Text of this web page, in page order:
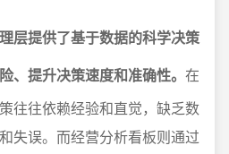
层提供了基于数据的科学决策
、提升决策速度和准确性。 在
往往依赖经验和直觉，缺乏数
失误。而经营分析看板则通过